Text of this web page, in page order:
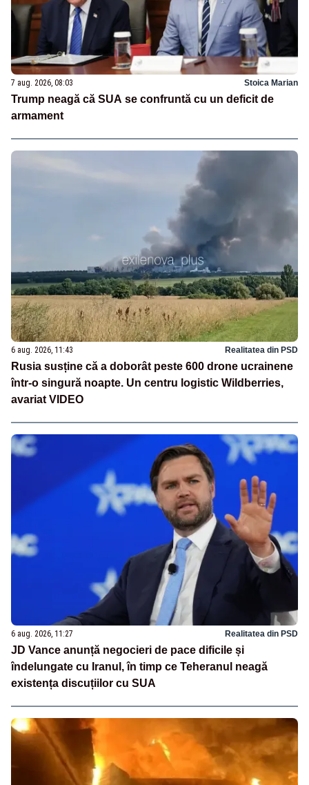
7 aug. 2026, 08:03 Stoica Marian
Trump neagă că SUA se confruntă cu un deficit de
armament
6 aug. 2026, 11:43 Realitatea din PSD
Rusia susține că a doborât peste 600 drone ucrainene
într-o singură noapte. Un centru logistic Wildberries,
avariat VIDEO
6 aug. 2026, 11:27 Realitatea din PSD
JD Vance anunță negocieri de pace dificile și
îndelungate cu Iranul, în timp ce Teheranul neagă
existența discuțiilor cu SUA